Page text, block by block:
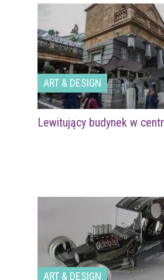
ART & DESIGN
Lewitujący budynek w
ART & DESIGN